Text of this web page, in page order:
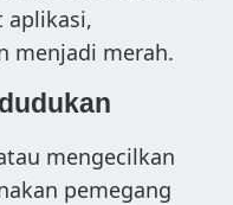
aplikasi,
menjadi merah.
mengecilkan
pemegang